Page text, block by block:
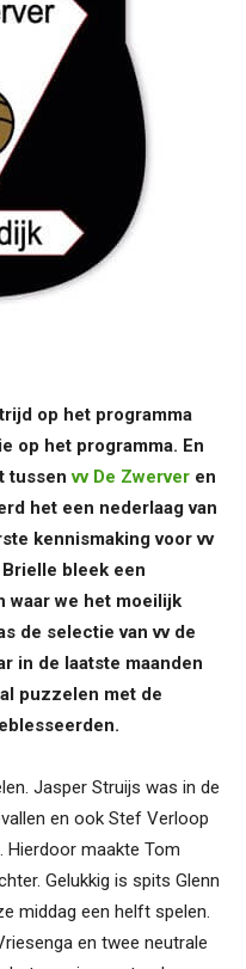
op het programma
op het programma. En
tussenvv De Zwerver en
het een nederlaag van
kennismaking voor vv
bleek een
waar we het moeilijk
de selectie van vv de
in de laatste maanden
puzzelen met de
Jasper Struijs was in de
en ook Stef Verloop
Hierdoor maakte Tom
Gelukkig is spits Glenn
middag een helft spelen.
en twee neutrale